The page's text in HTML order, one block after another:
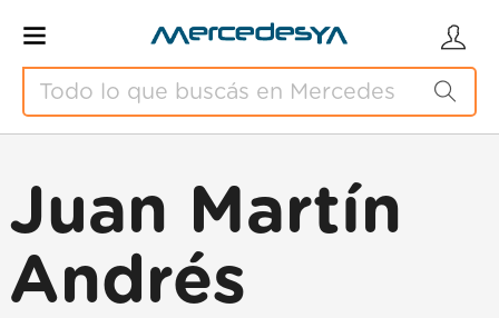
Juan Martín
Andrés